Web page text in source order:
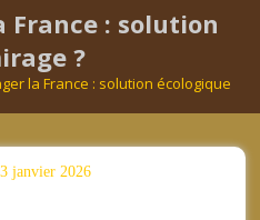
France : solution
?
la France : solution écologique
janvier 2026